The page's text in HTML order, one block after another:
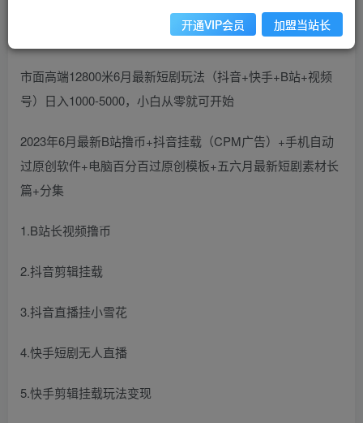
市面高端12800米6月最新短剧玩法（抖音+快手+B站+视频
号）日入1000-5000，小白从零就可开始
2023年6月最新B站撸币+抖音挂载（CPM广告）+手机自动
过原创软件+电脑百分百过原创模板+五六月最新短剧素材长
篇+分集
1.B站长视频撸币
2.抖音剪辑挂载
3.抖音直播挂小雪花
4.快手短剧无人直播
5.快手剪辑挂载玩法变现
开通VIP会员 加盟当站长